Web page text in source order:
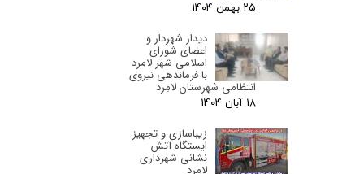
۲۵ بهمن ۰۴
دیدار شهردار و
اعضای شورای
اسلامی شهر لامِرد
با فرماندهی نیروی
انتظامی شهرستان لامِرد
۱۸ آبان ۰۴
زیباسازی و تجهیز
ایستگاه آتش
نشانی شهرداری
لامرد